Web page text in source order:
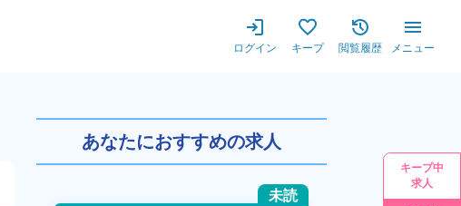
ログイン キープ 閲覧履歴 メニュー
あなたにおすすめの求人
未読
キープ中
求人